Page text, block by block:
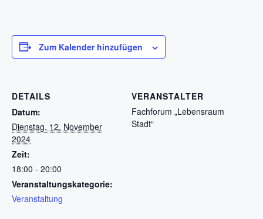
Zum Kalender hinzufügen
DETAILS
Datum:
Dienstag, 12. November
2024
Zeit:
18:00 - 20:00
Veranstaltungskategorie:
Veranstaltung
VERANSTALTER
Fachforum „Lebensraum
Stadt“